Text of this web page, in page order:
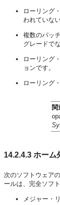
ローリング
われていな
複数のパッ
グレードで
ローリング
ョンです。
ローリング
関
14.2.4.3 ホーム
次のソフトウェア
ールは、完全ソフ
メジャー・